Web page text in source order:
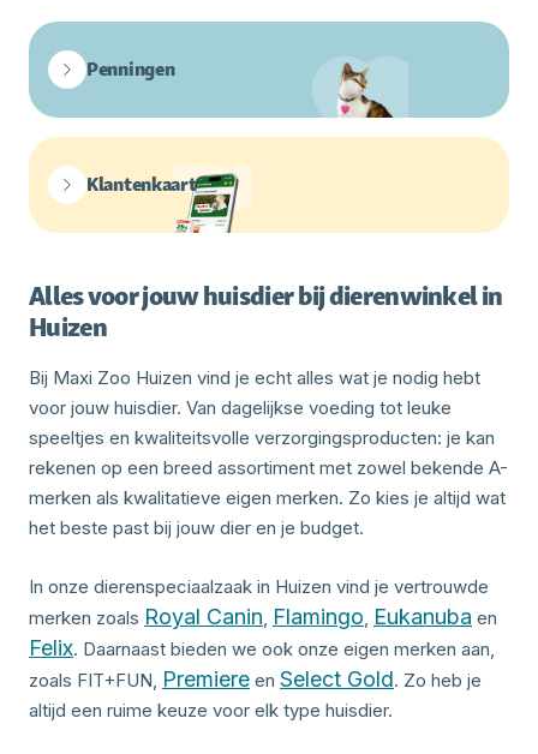
Penningen
Klantenkaart
Alles voor jouw huisdier bij dierenwinkel in
Huizen
Bij Maxi Zoo Huizen vind je echt alles wat je nodig hebt
voor jouw huisdier. Van dagelijkse voeding tot leuke
speeltjes en kwaliteitsvolle verzorgingsproducten: je kan
rekenen op een breed assortiment met zowel bekende A-
merken als kwalitatieve eigen merken. Zo kies je altijd wat
het beste past bij jouw dier en je budget.
In onze dierenspeciaalzaak in Huizen vind je vertrouwde
merken zoals Royal Canin, Flamingo, Eukanuba en
Felix. Daarnaast bieden we ook onze eigen merken aan,
zoals FIT+FUN, Premiere en Select Gold. Zo heb je
altijd een ruime keuze voor elk type huisdier.